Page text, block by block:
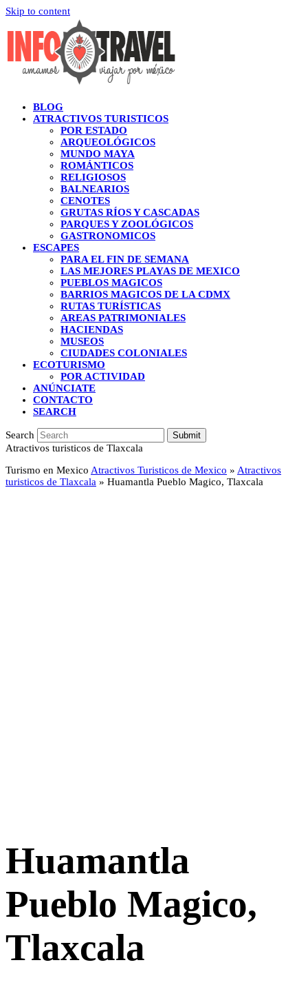
Skip to content
BLOG
ATRACTIVOS TURISTICOS
POR ESTADO
ARQUEOLÓGICOS
MUNDO MAYA
ROMÁNTICOS
RELIGIOSOS
BALNEARIOS
CENOTES
GRUTAS RÍOS Y CASCADAS
PARQUES Y ZOOLÓGICOS
GASTRONOMICOS
ESCAPES
PARA EL FIN DE SEMANA
LAS MEJORES PLAYAS DE MEXICO
PUEBLOS MAGICOS
BARRIOS MAGICOS DE LA CDMX
RUTAS TURÍSTICAS
AREAS PATRIMONIALES
HACIENDAS
MUSEOS
CIUDADES COLONIALES
ECOTURISMO
POR ACTIVIDAD
ANÚNCIATE
CONTACTO
SEARCH
Search Submit
Atractivos turisticos de Tlaxcala
Turismo en Mexico Atractivos Turisticos de Mexico » Atractivos
turisticos de Tlaxcala » Huamantla Pueblo Magico, Tlaxcala
Huamantla
Pueblo Magico,
Tlaxcala